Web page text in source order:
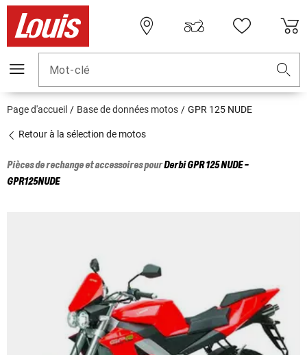
Mot-clé
Page d'accueil Base de données motos GPR 125 NUDE
Retour à la sélection de motos
Pièces de rechange et accessoires pourDerbiGPR 125 NUDE -
GPR125NUDE